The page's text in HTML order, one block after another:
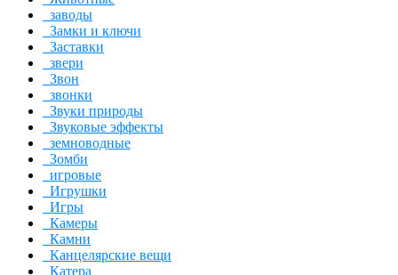
заводы
Замки и ключи
Заставки
звери
Звон
звонки
Звуки природы
Звуковые эффекты
земноводные
Зомби
игровые
Игрушки
Игры
Камеры
Камни
Канцелярские вещи
Катера